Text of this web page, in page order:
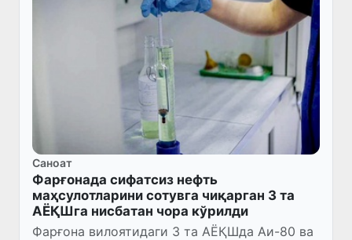
Саноат
Фарғонада сифатсиз нефть
маҳсулотларини сотувга чиқарган 3 та
АЁҚШга нисбатан чора кўрилди
Фарғона вилоятидаги 3 та АЁҚШда Аи-80 ва